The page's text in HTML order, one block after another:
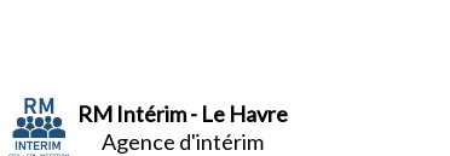
RM Intérim - Le Havre
Agence d'intérim